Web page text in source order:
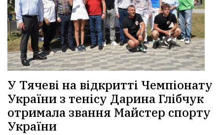
У Тячеві на відкритті Чемпіонату
України з тенісу Дарина Глібчук
отримала звання Майстер спорту
України